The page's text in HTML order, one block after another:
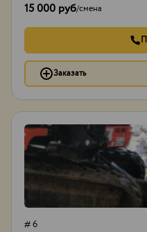
15 000 руб/смена
Заказать
# 6